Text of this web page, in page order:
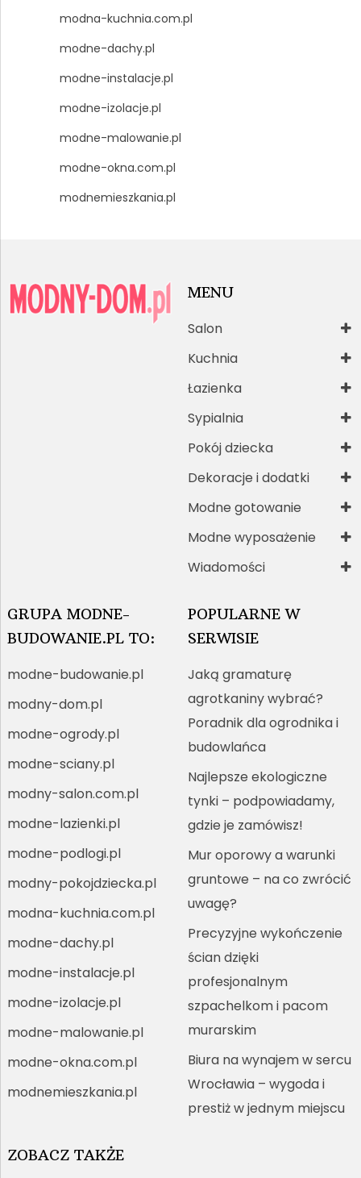
modna-kuchnia.com.pl
modne-dachy.pl
modne-instalacje.pl
modne-izolacje.pl
modne-malowanie.pl
modne-okna.com.pl
modnemieszkania.pl
MENU
Salon
Kuchnia
Łazienka
Sypialnia
Pokój dziecka
Dekoracje i dodatki
Modne gotowanie
Modne wyposażenie
Wiadomości
GRUPA MODNE-
BUDOWANIE.PL TO:
modne-budowanie.pl
modny-dom.pl
modne-ogrody.pl
modne-sciany.pl
modny-salon.com.pl
modne-lazienki.pl
modne-podlogi.pl
modny-pokojdziecka.pl
modna-kuchnia.com.pl
modne-dachy.pl
modne-instalacje.pl
modne-izolacje.pl
modne-malowanie.pl
modne-okna.com.pl
modnemieszkania.pl
POPULARNE W
SERWISIE
Jaką gramaturę
agrotkaniny wybrać?
Poradnik dla ogrodnika i
budowlańca
Najlepsze ekologiczne
tynki – podpowiadamy,
gdzie je zamówisz!
Mur oporowy a warunki
gruntowe – na co zwrócić
uwagę?
Precyzyjne wykończenie
ścian dzięki
profesjonalnym
szpachelkom i pacom
murarskim
Biura na wynajem w sercu
Wrocławia – wygoda i
prestiż w jednym miejscu
ZOBACZ TAKŻE